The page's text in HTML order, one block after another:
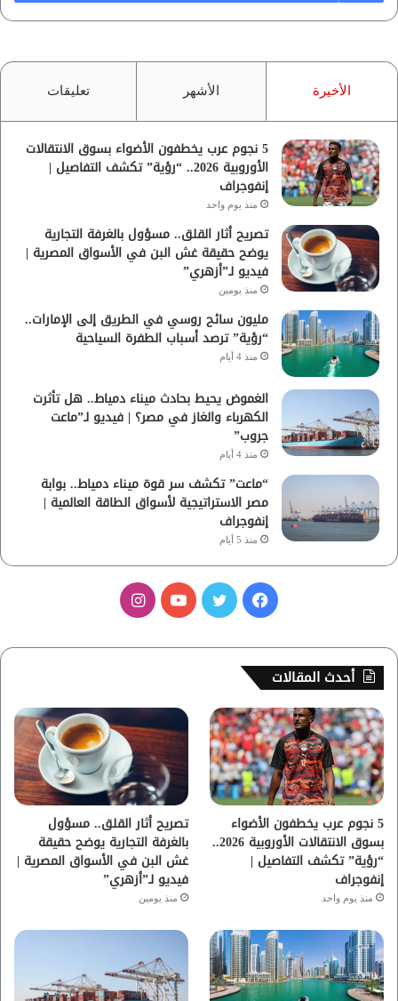
الأخيرة الأشهر تعليقات
5 نجوم عرب يخطفون الأضواء بسوق الانتقالات
الأوروبية 2026.. “رؤية” تكشف التفاصيل |
إنفوجراف
منذ يوم واحد
تصريح أثار القلق.. مسؤول بالغرفة التجارية
يوضح حقيقة غش البن في الأسواق المصرية |
فيديو لـ”أزهري”
منذ يومين
مليون سائح روسي في الطريق إلى الإمارات..
“رؤية” ترصد أسباب الطفرة السياحية
منذ 4 أيام
الغموض يحيط بحادث ميناء دمياط.. هل تأثرت
الكهرباء والغاز في مصر؟ | فيديو لـ”ماعت
جروب”
منذ 4 أيام
“ماعت” تكشف سر قوة ميناء دمياط.. بوابة
مصر الاستراتيجية لأسواق الطاقة العالمية |
إنفوجراف
منذ 5 أيام
س
ب
و
ك
ر
ي
و
ب
ت
ق
ر
ا
م
أحدث المقالات
5 نجوم عرب يخطفون الأضواء
بسوق الانتقالات الأوروبية 2026..
“رؤية” تكشف التفاصيل |
إنفوجراف
منذ يوم واحد
تصريح أثار القلق.. مسؤول
بالغرفة التجارية يوضح حقيقة
غش البن في الأسواق المصرية |
فيديو لـ”أزهري”
منذ يومين